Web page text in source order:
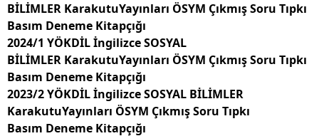
BİLİMLER KarakutuYayınları ÖSYM Çıkmış Soru Tıpkı
Basım Deneme Kitapçığı
2024/1 YÖKDİL İngilizce SOSYAL
BİLİMLER KarakutuYayınları ÖSYM Çıkmış Soru Tıpkı
Basım Deneme Kitapçığı
2023/2 YÖKDİL İngilizce SOSYAL BİLİMLER
KarakutuYayınları ÖSYM Çıkmış Soru Tıpkı
Basım Deneme Kitapçığı